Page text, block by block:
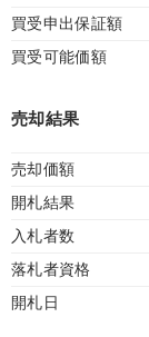
買受申出保証額
買受可能価額
売却結果
売却価額
開札結果
入札者数
落札者資格
開札日